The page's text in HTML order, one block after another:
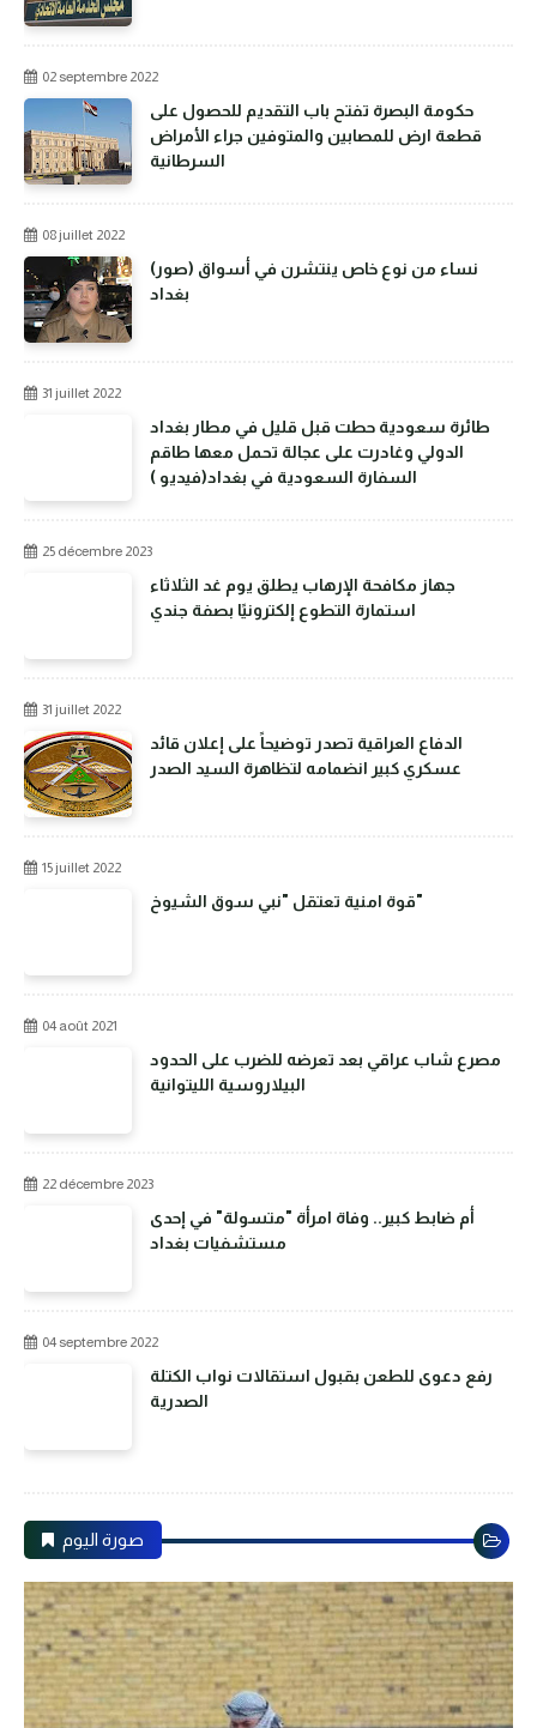
02 septembre 2022
حكومة البصرة تفتح باب التقديم للحصول على
قطعة ارض للمصابين والمتوفين جراء الأمراض
السرطانية
08 juillet 2022
(صور) نساء من نوع خاص ينتشرن في أسواق
بغداد
31 juillet 2022
طائرة سعودية حطت قبل قليل في مطار بغداد
الدولي وغادرت على عجالة تحمل معها طاقم
السفارة السعودية في بغداد(فيديو )
25 décembre 2023
جهاز مكافحة الإرهاب يطلق يوم غد الثلاثاء
استمارة التطوع إلكترونيًا بصفة جندي
31 juillet 2022
الدفاع العراقية تصدر توضيحاً على إعلان قائد
عسكري كبير انضمامه لتظاهرة السيد الصدر
15 juillet 2022
قوة امنية تعتقل "نبي سوق الشيوخ"
04 août 2021
مصرع شاب عراقي بعد تعرضه للضرب على الحدود
البيلاروسية الليتوانية
22 décembre 2023
أم ضابط كبير.. وفاة امرأة "متسولة" في إحدى
مستشفيات بغداد
04 septembre 2022
رفع دعوى للطعن بقبول استقالات نواب الكتلة
الصدرية
صورة اليوم